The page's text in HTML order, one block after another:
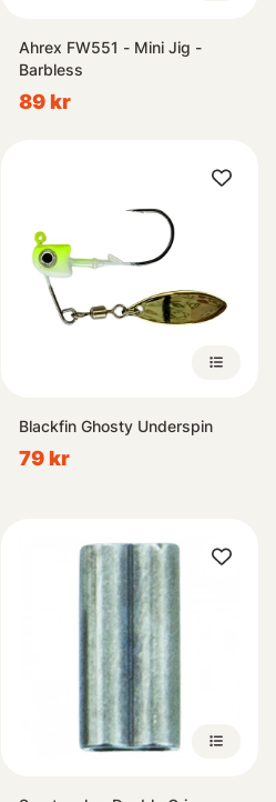
Ahrex FW551 - Mini Jig -
Barbless
89 kr
Blackfin Ghosty Underspin
79 kr